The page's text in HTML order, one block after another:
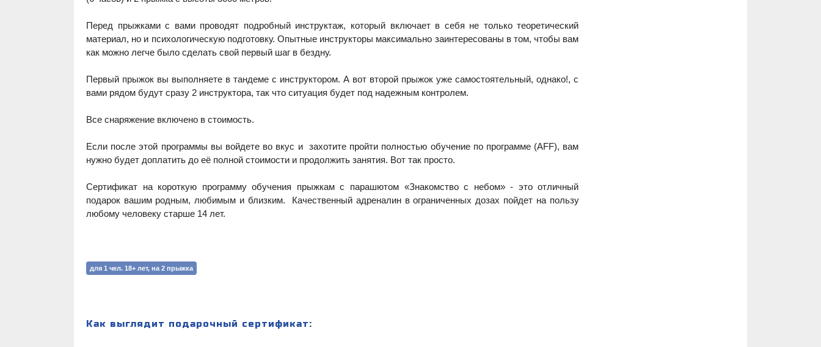
Перед прыжками с вами проводят подробный инструктаж, который включает в себя не только теоретический
материал, но и психологическую подготовку. Опытные инструкторы максимально заинтересованы в том, чтобы вам
как можно легче было сделать свой первый шаг в бездну.
Первый прыжок вы выполняете в тандеме с инструктором. А вот второй прыжок уже самостоятельный, однако!, с
вами рядом будут сразу 2 инструктора, так что ситуация будет под надежным контролем.
Все снаряжение включено в стоимость.
Если после этой программы вы войдете во вкус и захотите пройти полностью обучение по программе (AFF), вам
нужно будет доплатить до её полной стоимости и продолжить занятия. Вот так просто.
Сертификат на короткую программу обучения прыжкам с парашютом «Знакомство с небом» - это отличный
подарок вашим родным, любимым и близким. Качественный адреналин в ограниченных дозах пойдет на пользу
любому человеку старше 14 лет.
для 1 чел. 18+ лет, на 2 прыжка
Как выглядит подарочный сертификат: